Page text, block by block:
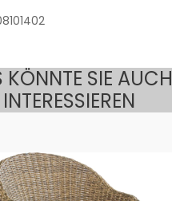
KÖNNTE SIE AUCH
INTERESSIEREN